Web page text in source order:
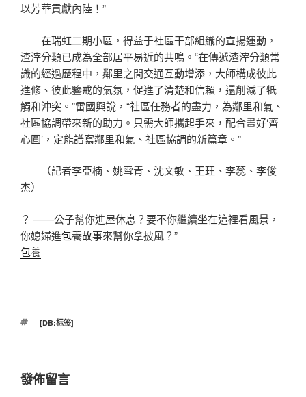
以芳華貢獻內陸！”
在瑞虹二期小區，得益于社區干部組織的宣揚運動，
渣滓分類已成為全部居平易近的共鳴。“在傳遞渣滓分類常
識的經過歷程中，鄰里之間交通互動增添，大師構成彼此
進修、彼此鑒戒的氣氛，促進了清楚和信賴，還削減了牴
觸和沖突。”雷國興說，“社區任務者的盡力，為鄰里和氣、
社區協調帶來新的助力。只需大師攜起手來，配合畫好‘齊
心圓’，定能譜寫鄰里和氣、社區協調的新篇章。”
（記者李亞楠、姚雪青、沈文敏、王玨、李蕊、李俊
杰）
？ ——公子幫你進屋休息？要不你繼續坐在這裡看風景，
你媳婦進包養故事來幫你拿披風？”
包養
標
[DB:标签]
發佈留言